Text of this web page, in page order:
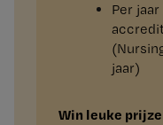
Per
jaar)
Win leuke